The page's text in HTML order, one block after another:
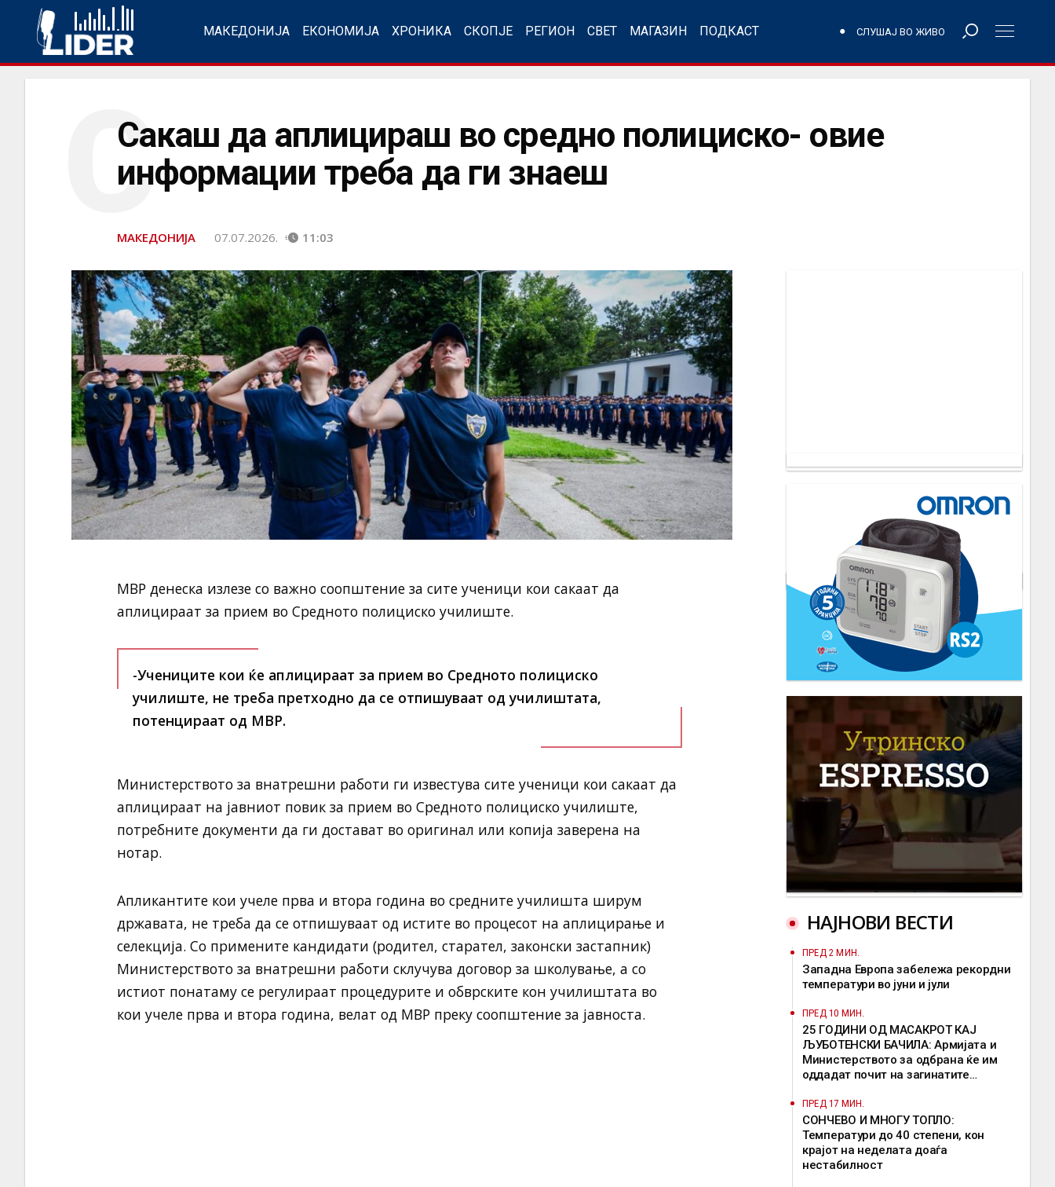
МАКЕДОНИЈА ЕКОНОМИЈА ХРОНИКА СКОПЈЕ РЕГИОН СВЕТ МАГАЗИН ПОДКАСТ СЛУШАЈ ВО ЖИВО
Сакаш да аплицираш во средно полициско- овие
информации треба да ги знаеш
С
МАКЕДОНИЈА 07.07.2026. 11:03
МВР денеска излезе со важно соопштение за сите ученици кои сакаат да
аплицираат за прием во Средното полициско училиште.
-Учениците кои ќе аплицираат за прием во Средното полициско
училиште, не треба претходно да се отпишуваат од училиштата,
потенцираат од МВР.
Министерството за внатрешни работи ги известува сите ученици кои сакаат да
аплицираат на јавниот повик за прием во Средното полициско училиште,
потребните документи да ги достават во оригинал или копија заверена на
нотар.
Апликантите кои учеле прва и втора година во средните училишта ширум
државата, не треба да се отпишуваат од истите во процесот на аплицирање и
селекција. Со примените кандидати (родител, старател, законски застапник)
Министерството за внатрешни работи склучува договор за школување, а со
истиот понатаму се регулираат процедурите и обврските кон училиштата во
кои учеле прва и втора година, велат од МВР преку соопштение за јавноста.
НАЈНОВИ ВЕСТИ
ПРЕД 2 МИН.
Западна Европа забележа рекордни
температури во јуни и јули
ПРЕД 10 МИН.
25 ГОДИНИ ОД МАСАКРОТ КАЈ
ЉУБОТЕНСКИ БАЧИЛА: Армијата и
Министерството за одбрана ќе им
оддадат почит на загинатите
ПРЕД 17 МИН.
СОНЧЕВО И МНОГУ ТОПЛО:
Температури до 40 степени, кон
крајот на неделата доаѓа
нестабилност